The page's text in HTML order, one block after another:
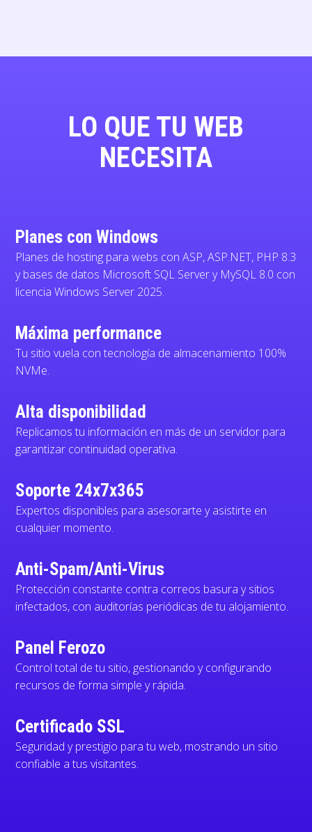
LO QUE TU WEB
NECESITA
Planes con Windows
Planes de hosting para webs con ASP, ASP.NET, PHP 8.3
y bases de datos Microsoft SQL Server y MySQL 8.0 con
licencia Windows Server 2025.
Máxima performance
Tu sitio vuela con tecnología de almacenamiento 100%
NVMe.
Alta disponibilidad
Replicamos tu información en más de un servidor para
garantizar continuidad operativa.
Soporte 24x7x365
Expertos disponibles para asesorarte y asistirte en
cualquier momento.
Anti-Spam/Anti-Virus
Protección constante contra correos basura y sitios
infectados, con auditorías periódicas de tu alojamiento.
Panel Ferozo
Control total de tu sitio, gestionando y configurando
recursos de forma simple y rápida.
Certificado SSL
Seguridad y prestigio para tu web, mostrando un sitio
confiable a tus visitantes.